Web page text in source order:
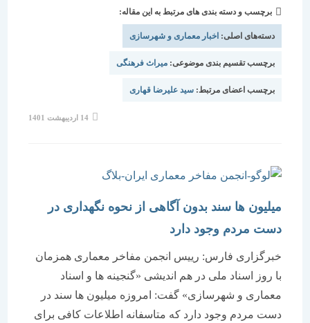
برچسب و دسته بندی های مرتبط به این مقاله:
دسته‌های اصلی:اخبار معماری و شهرسازی
برچسب تقسیم بندی موضوعی:میراث فرهنگی
برچسب اعضای مرتبط: سید علیرضا قهاری
میلیون ها سند بدون آگاهی از نحوه نگهداری در
دست مردم وجود دارد
خبرگزاری فارس: رییس انجمن مفاخر معماری همزمان
با روز اسناد ملی در هم اندیشی «گنجینه ها و اسناد
معماری و شهرسازی» گفت: امروزه میلیون ها سند در
دست مردم وجود دارد که متاسفانه اطلاعات کافی برای